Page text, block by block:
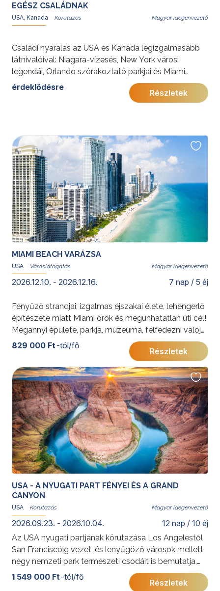
EGÉSZ CSALÁDNAK
USA, Kanada Magyar idegenvezető
Családi nyaralás az USA és Kanada legizgalmasabb
látnivalóival: Niagara-vízesés, New York városi
legendái, Orlando szórakoztató parkjai és Miami
napfényes strandjai felejthetetlen élményt nyújtanak
Előkészületben: 2027
érdeklődésre
Részletek
MIAMI BEACH VARÁZSA
USA Magyar idegenvezető
2026.12.10. - 2026.12.16. 7 nap / 5 éj
Fényűző strandjai, izgalmas éjszakai élete, lehengerlő
építészete miatt Miami örök és megunhatatlan úti cél!
Megannyi épülete, parkja, múzeuma, felfedezni valója
mellett egy percre sem lehet unatkozni. Csoportos
városlátogatásunk Miami varázsát igyekszik
megfejteni és a remekbe szabott art deco kulisszák
mögé bepillantani.
További érdekességekért az Amerikai Egyesült
Államokról kattintson ide.
829 000 Ft -tól/fő
Részletek
USA - A NYUGATI PART FÉNYEI ÉS A GRAND
CANYON
USA Magyar idegenvezető
2026.09.23. - 2026.10.04. 12 nap / 10 éj
Az USA nyugati partjának körutazása Los Angelestől
San Franciscóig vezet, és lenyűgöző városok mellett
négy nemzeti park természeti csodáit is bemutatja,
köztük a Grand Canyon és Bryce Canyon különleges
tájait. A sztárok városától a szürreális kőoszlopokig ez
1 549 000 Ft -tól/fő
Részletek